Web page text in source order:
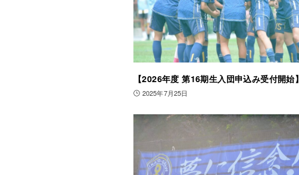
【2026年度 第16期生入団申込み受付開始】
2025年7月25日